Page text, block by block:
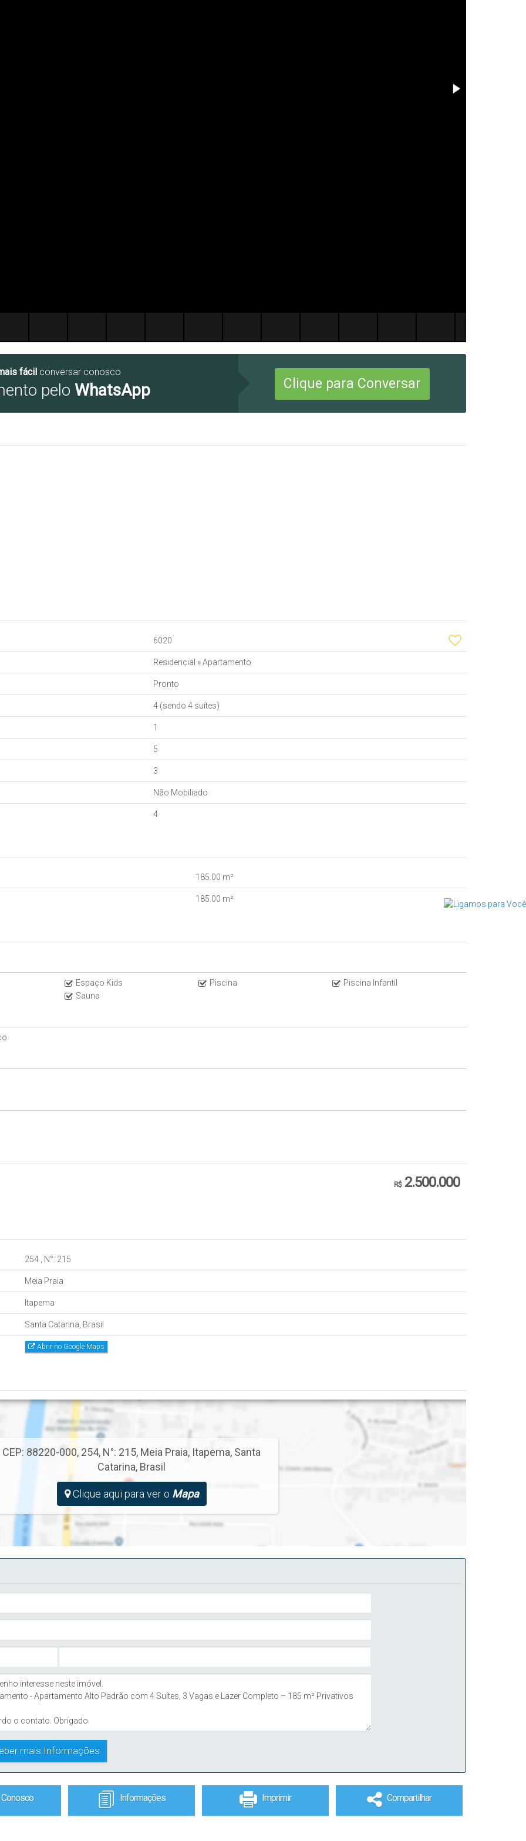
fácil conversar conosco
pelo WhatsApp Clique para Conversar
de emergência
com a portaria
6020
Residencial »Apartamento
Pronto
4 (sendo 4 suítes)
1
5
3
Não Mobiliado
4
185 .00 m²
185 .00 m²
Espaço Kids Piscina
Piscina Infantil
Sauna
R$2.500.000
254 N°: 215
Meia Praia
Itapema
Santa Catarina, Brasil
Abrir no Google Maps
CEP: 88220-000, 254, N°: 215, Meia Praia, Itapema, Santa
Catarina, Brasil
Clique aqui para ver o Mapa
Conosco Informações Imprimir Compartilhar